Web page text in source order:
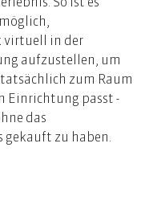
virtuell in der
aufzustellen, um
tatsächlich zum Raum
Einrichtung passt -
das
gekauft zu haben.